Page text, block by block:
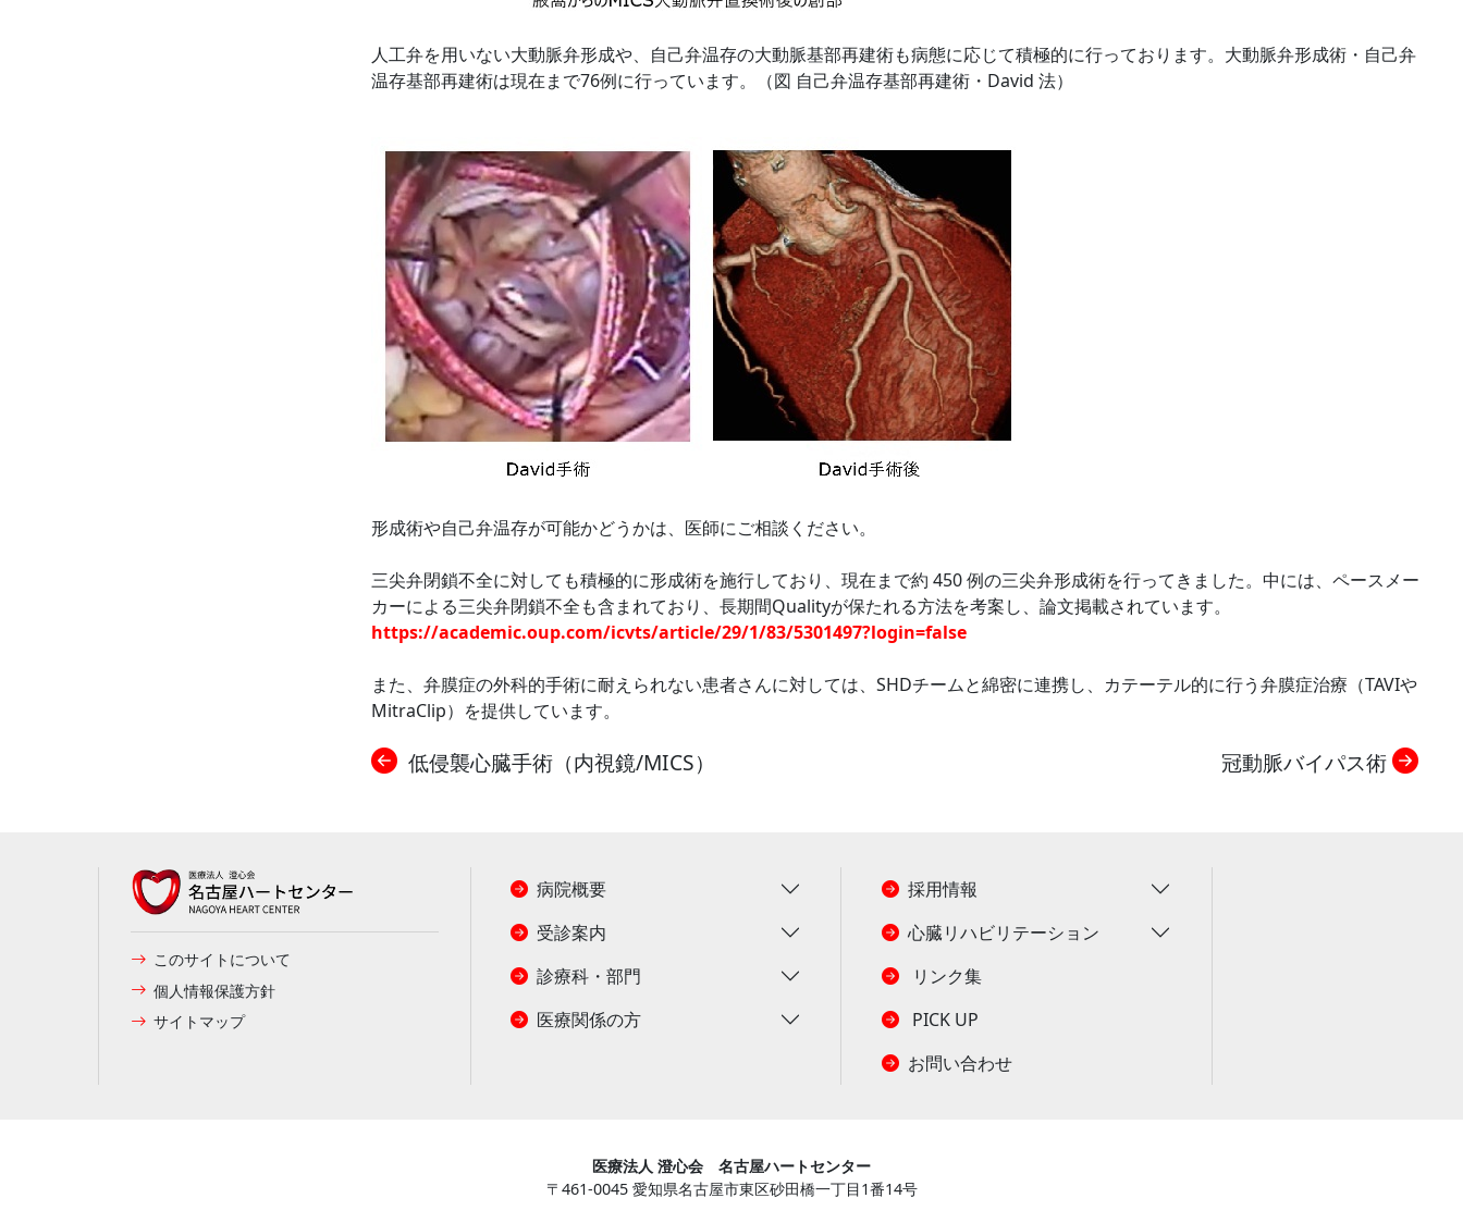
人工弁を用いない大動脈弁形成や、自己弁温存の大動脈基部再建術も病態に応じて積極的に行っております。大動脈弁形成術・自己弁
温存基部再建術は現在まで76例に行っています。
（図 自己弁温存基部再建術・David 法）
形成術や自己弁温存が可能かどうかは、医師にご相談ください。
三尖弁閉鎖不全に対しても積極的に形成術を施行しており、現在まで約 450 例の三尖弁形成術を行ってきました。中には、ペースメー
カーによる三尖弁閉鎖不全も含まれており、長期間Qualityが保たれる方法を考案し、論文掲載されています。
https://academic.oup.com/icvts/article/29/1/83/5301497?login=false
また、弁膜症の外科的手術に耐えられない患者さんに対しては、SHDチームと綿密に連携し、 カテーテル的に行う弁膜症治療（TAVIや
MitraClip）を提供しています。
低侵襲心臓手術（内視鏡/MICS） 冠動脈バイパス術
このサイトについて
個人情報保護方針
サイトマップ
病院概要
受診案内
診療科・部門
医療関係の方
採用情報
心臓リハビリテーション
リンク集
PICK UP
お問い合わせ
医療法人 澄心会 名古屋ハートセンター
〒461-0045 愛知県名古屋市東区砂田橋一丁目1番14号